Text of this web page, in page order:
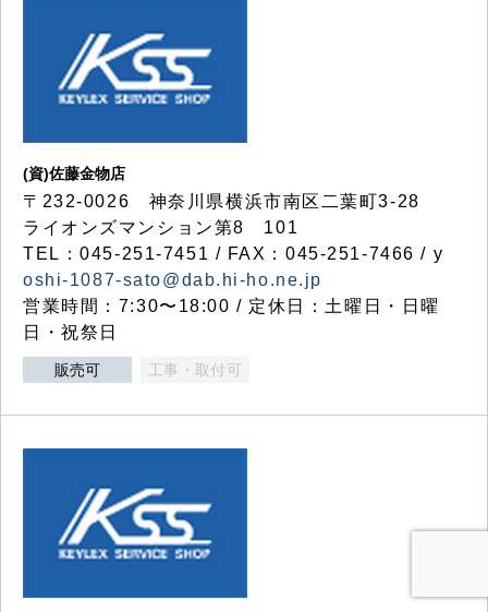
(資)佐藤金物店
〒232-0026 神奈川県横浜市南区二葉町3-28
ライオンズマンション第8 101
TEL：045-251-7451 / FAX：045-251-7466 / y
oshi-1087-sato@dab.hi-ho.ne.jp
営業時間：7:30〜18:00 / 定休日：土曜日・日曜
日・祝祭日
販売可 工事・取付可